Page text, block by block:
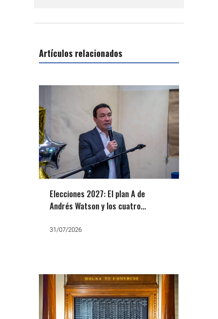
Artículos relacionados
Elecciones 2027: El plan A de
Andrés Watson y los cuatro
31/07/2026